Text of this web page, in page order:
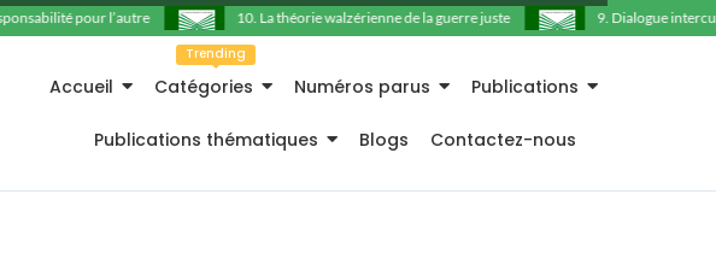
pour l’autre 10. La théorie walzérienne de la guerre juste 9. Dialogue
Accueil Catégories
Trending
Numéros parus Publications
Publications thématiques Blogs Contactez-nous